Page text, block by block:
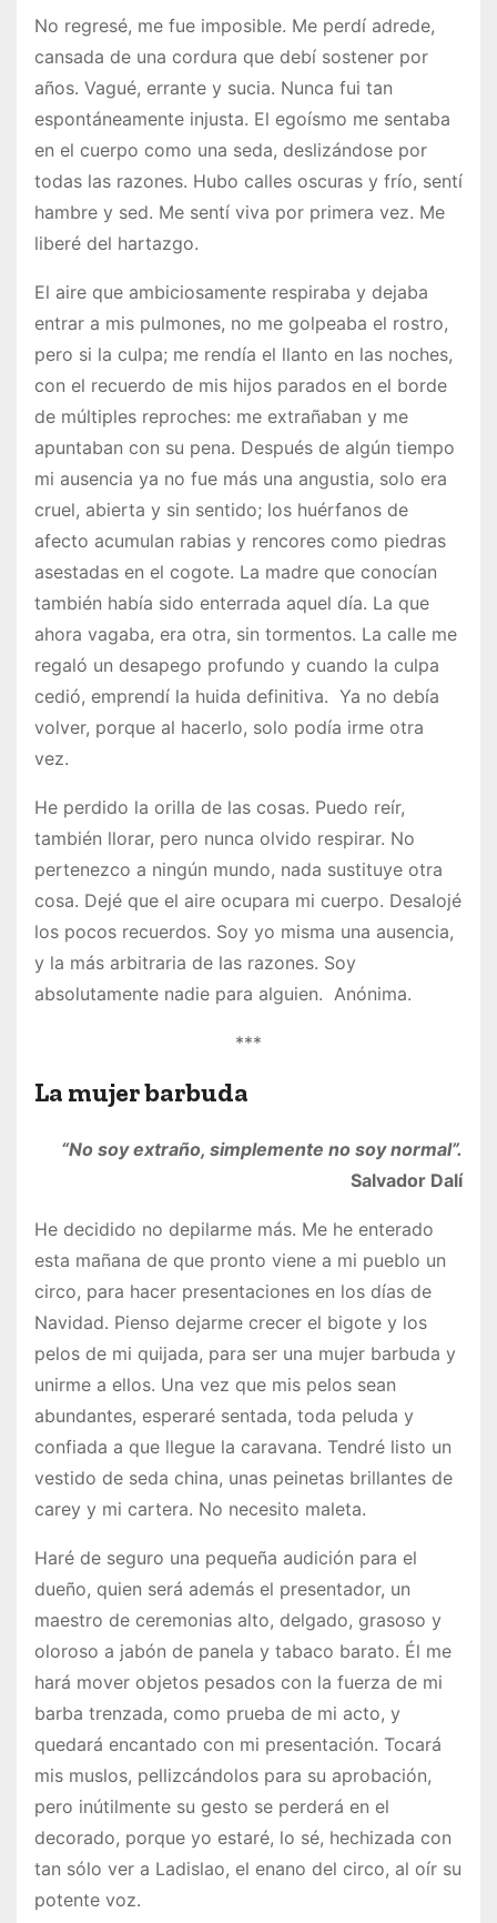
No regresé, me fue imposible. Me perdí adrede,
cansada de una cordura que debí sostener por
años. Vagué, errante y sucia. Nunca fui tan
espontáneamente injusta. El egoísmo me sentaba
en el cuerpo como una seda, deslizándose por
todas las razones. Hubo calles oscuras y frío, sentí
hambre y sed. Me sentí viva por primera vez. Me
liberé del hartazgo.
El aire que ambiciosamente respiraba y dejaba
entrar a mis pulmones, no me golpeaba el rostro,
pero si la culpa; me rendía el llanto en las noches,
con el recuerdo de mis hijos parados en el borde
de múltiples reproches: me extrañaban y me
apuntaban con su pena. Después de algún tiempo
mi ausencia ya no fue más una angustia, solo era
cruel, abierta y sin sentido; los huérfanos de
afecto acumulan rabias y rencores como piedras
asestadas en el cogote. La madre que conocían
también había sido enterrada aquel día. La que
ahora vagaba, era otra, sin tormentos. La calle me
regaló un desapego profundo y cuando la culpa
cedió, emprendí la huida definitiva. Ya no debía
volver, porque al hacerlo, solo podía irme otra
vez.
He perdido la orilla de las cosas. Puedo reír,
también llorar, pero nunca olvido respirar. No
pertenezco a ningún mundo, nada sustituye otra
cosa. Dejé que el aire ocupara mi cuerpo. Desalojé
los pocos recuerdos. Soy yo misma una ausencia,
y la más arbitraria de las razones. Soy
absolutamente nadie para alguien. Anónima.
***
La mujer barbuda
“No soy extraño, simplemente no soy normal”.
Salvador Dalí
He decidido no depilarme más. Me he enterado
esta mañana de que pronto viene a mi pueblo un
circo, para hacer presentaciones en los días de
Navidad. Pienso dejarme crecer el bigote y los
pelos de mi quijada, para ser una mujer barbuda y
unirme a ellos. Una vez que mis pelos sean
abundantes, esperaré sentada, toda peluda y
confiada a que llegue la caravana. Tendré listo un
vestido de seda china, unas peinetas brillantes de
carey y mi cartera. No necesito maleta.
Haré de seguro una pequeña audición para el
dueño, quien será además el presentador, un
maestro de ceremonias alto, delgado, grasoso y
oloroso a jabón de panela y tabaco barato. Él me
hará mover objetos pesados con la fuerza de mi
barba trenzada, como prueba de mi acto, y
quedará encantado con mi presentación. Tocará
mis muslos, pellizcándolos para su aprobación,
pero inútilmente su gesto se perderá en el
decorado, porque yo estaré, lo sé, hechizada con
tan sólo ver a Ladislao, el enano del circo, al oír su
potente voz.